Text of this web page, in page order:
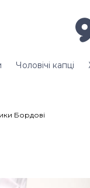
Чоловічі капці
Бордові